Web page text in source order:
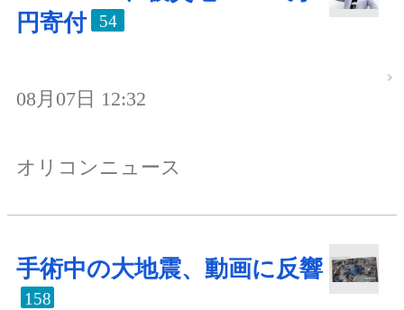
円寄付
54
08月07日 12:32
オリコンニュース
手術中の大地震、動画に反響
158